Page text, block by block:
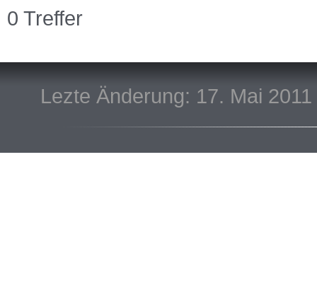
0 Treffer
Lezte Änderung: 17. Mai